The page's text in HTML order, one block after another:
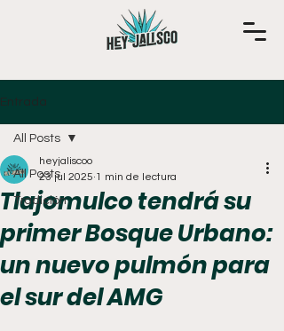
Entrada
All Posts
Tradición
All Posts
Tlajomulco tendrá su
primer Bosque Urbano:
un nuevo pulmón para
el sur del AMG
heyjaliscoo
23 jul 2025 1 min de lectura